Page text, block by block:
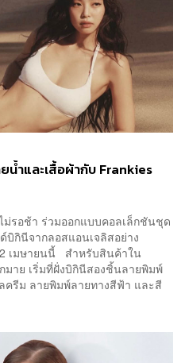
น้ำและเสื้อผ้ากับ Frankies
ม่รอช้า ร่วมออกแบบคอลเล็กชันชุด
บิกินีจากลอสแอนเจลิสอย่าง
2 เมษายนนี้ สำหรับสินค้าใน
มาย เริ่มที่ฝั่งบิกินีสองชิ้นลายพิมพ์
รีม ลายพิมพ์ลายทางสีฟ้า และสี